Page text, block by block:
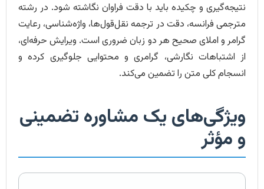
نتیجه‌گیری و چکیده باید با دقت فراوان نگاشته شود. در رشته
مترجمی فرانسه، دقت در ترجمه نقل‌قول‌ها، واژه‌شناسی، رعایت
گرامر و املای صحیح هر دو زبان ضروری است. ویرایش حرفه‌ای،
از اشتباهات نگارشی، گرامری و محتوایی جلوگیری کرده و
انسجام کلی متن را تضمین می‌کند.
ویژگی‌های یک مشاوره تضمینی
و مؤثر